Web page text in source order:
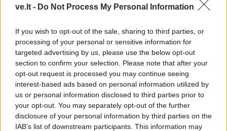
ve.lt - Do Not Process My Personal Information
If you wish to opt-out of the sale, sharing to third parties, or
processing of your personal or sensitive information for
targeted advertising by us, please use the below opt-out
section to confirm your selection. Please note that after your
opt-out request is processed you may continue seeing
interest-based ads based on personal information utilized by
us or personal information disclosed to third parties prior to
your opt-out. You may separately opt-out of the further
disclosure of your personal information by third parties on the
IAB’s list of downstream participants. This information may
TAIP PAT SKAITYKITE